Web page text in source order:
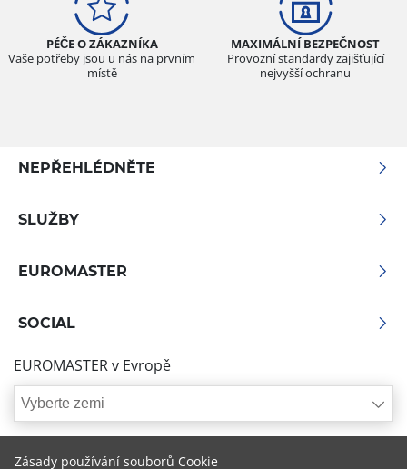
PÉČE O ZÁKAZNÍKA
Vaše potřeby jsou u nás na prvním
místě
MAXIMÁLNÍ BEZPEČNOST
Provozní standardy zajišťující
nejvyšší ochranu
NEPŘEHLÉDNĚTE
SLUŽBY
EUROMASTER
SOCIAL
EUROMASTER v Evropě
Vyberte zemi
Zásady používání souborů Cookie